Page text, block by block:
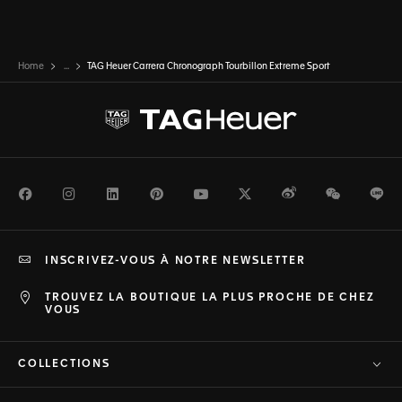
Home ... TAG Heuer Carrera Chronograph Tourbillon Extreme Sport
FacebookInstagramLinkedInPinterestYoutubeTwitterWeiboWeChat
TROUVEZ LA BOUTIQUE LA PLUS PROCHE DE CHEZ
VOUS
INSCRIVEZ-VOUS À NOTRE NEWSLETTER
COLLECTIONS